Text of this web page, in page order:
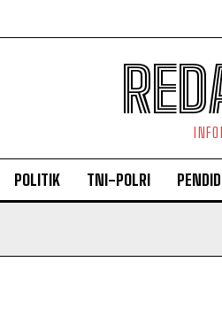
POLITIK TNI-POLRI